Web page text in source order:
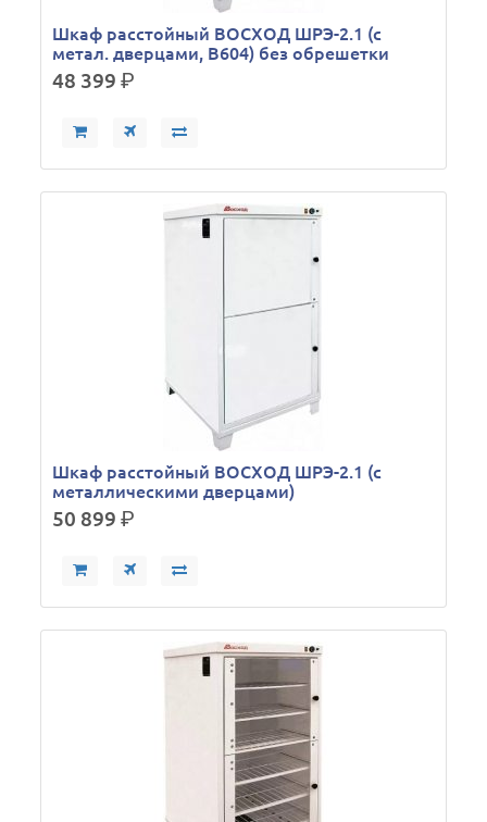
Шкаф расстойный ВОСХОД ШРЭ-2.1 (с
метал. дверцами, В604) без обрешетки
48 399р.
Шкаф расстойный ВОСХОД ШРЭ-2.1 (с
металлическими дверцами)
50 899р.